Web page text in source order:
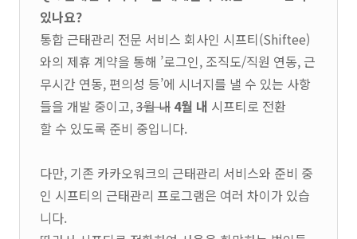
있나요?
통합 근태관리 전문 서비스 회사인 시프티(Shiftee)
와의 제휴 계약을 통해 ’로그인, 조직도/직원 연동, 근
무시간 연동, 편의성 등’에 시너지를 낼 수 있는 사항
들을 개발 중이고,3월 내 4월 내 시프티로 전환
할 수 있도록 준비 중입니다.
다만, 기존 카카오워크의 근태관리 서비스와 준비 중
인 시프티의 근태관리 프로그램은 여러 차이가 있습
니다.